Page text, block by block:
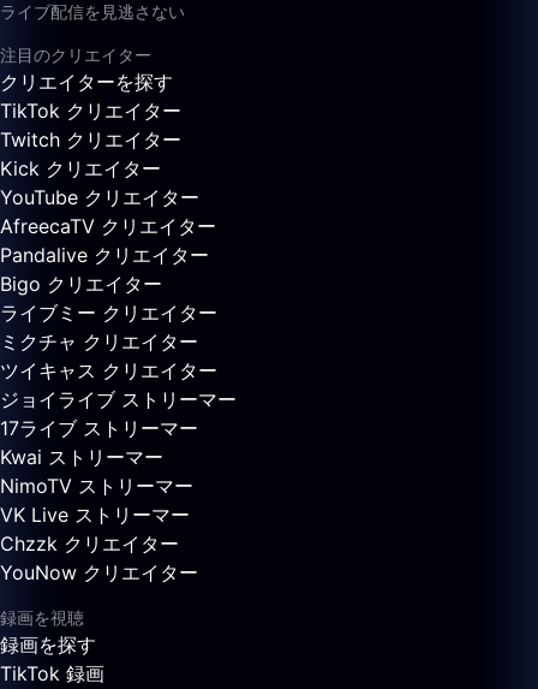
ライブ配信を見逃さない
注目のクリエイター
クリエイターを探す
TikTok クリエイター
Twitch クリエイター
Kick クリエイター
YouTube クリエイター
AfreecaTV クリエイター
Pandalive クリエイター
Bigo クリエイター
ライブミー クリエイター
ミクチャ クリエイター
ツイキャス クリエイター
ジョイライブ ストリーマー
17ライブ ストリーマー
Kwai ストリーマー
NimoTV ストリーマー
VK Live ストリーマー
Chzzk クリエイター
YouNow クリエイター
録画を視聴
録画を探す
TikTok 録画